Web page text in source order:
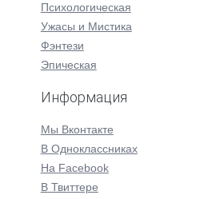
Психологическая
Ужасы и Мистика
Фэнтези
Эпическая
Информация
Мы Вконтакте
В Одноклассниках
На Facebook
В Твиттере